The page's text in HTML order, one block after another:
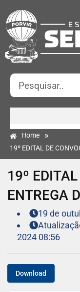
Home »
19º EDITAL DE
19º
ENTREGA
19 de
2024 08:56
Download